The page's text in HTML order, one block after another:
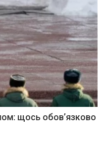
щось обов’язково